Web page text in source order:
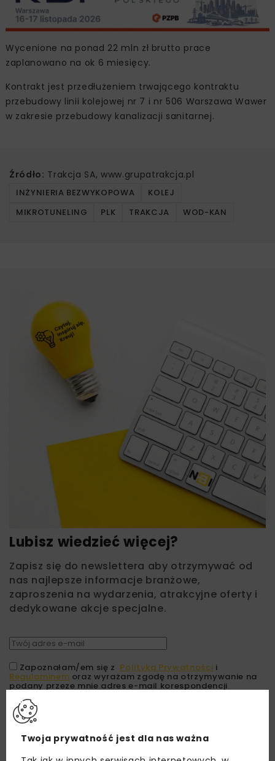
Wycenione na ponad 22 mln zł brutto prace
zaplanowano na ok 6 miesięcy.
Kontrakt jest przedłużeniem trwającego kontraktu
przebudowy linii kolejowej nr 7 i nr 506 Warszawa Wawer
w zakresie przebudowy kanalizacji sanitarnej.
Źródło: Trakcja SA, www.grupatrakcja.pl
INŻYNIERIA BEZWYKOPOWA
KOLEJ
MIKROTUNELING
PLK TRAKCJA WOD-KAN
Lubisz wiedzieć więcej?
Zapisz się do newslettera aby otrzymywać od
nas najlepsze informacje branżowe,
zaproszenia na wydarzenia, atrakcyjne oferty i
dedykowane akcje specjalne.
Zapoznałam/em się z Polityką Prywatności i
Regulaminem oraz wyrażam zgodę na otrzymywanie na
podany przeze mnie adres e-mail korespondencji
Twoja prywatność jest dla nas ważna